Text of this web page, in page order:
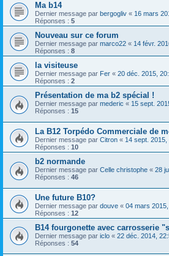
Ma b14
Dernier message par bergogliv « 16 mars
Réponses : 5
Nouveau sur ce forum
Dernier message par marco22 « 14 févr.
Réponses : 8
la visiteuse
Dernier message par Fer « 20 déc. 2015,
Réponses : 2
Présentation de ma b2 spécial !
Dernier message par mederic « 15 sept.
Réponses : 15
La B12 Torpédo Commerciale de
Dernier message par Citron « 14 sept. 2015,
Réponses : 10
b2 normande
Dernier message par Celle christophe « 28
Réponses : 46
Une future B10?
Dernier message par douve « 04 mars
Réponses : 12
B14 fourgonette avec carrosserie
Dernier message par iclo « 22 déc. 2014,
Réponses : 54